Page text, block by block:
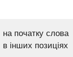
на початку слова
в інших позиціях